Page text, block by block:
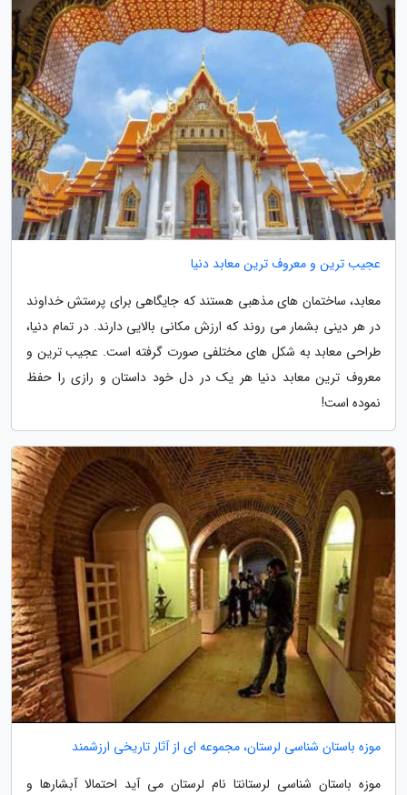
عجیب ترین و معروف ترین معابد دنیا
معابد، ساختمان های مذهبی هستند که جایگاهی برای پرستش خداوند
در هر دینی بشمار می روند که ارزش مکانی بالایی دارند. در تمام دنیا،
طراحی معابد به شکل های مختلفی صورت گرفته است. عجیب ترین و
معروف ترین معابد دنیا هر یک در دل خود داستان و رازی را حفظ
نموده است!
موزه باستان شناسی لرستان، مجموعه ای از آثار تاریخی ارزشمند
موزه باستان شناسی لرستانتا نام لرستان می آید احتمالا آبشارها و